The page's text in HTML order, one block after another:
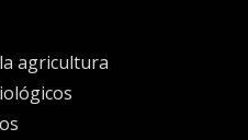
agricultura